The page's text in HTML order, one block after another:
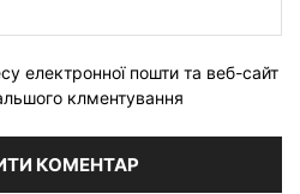
електронної пошти та веб-сайт
клментування